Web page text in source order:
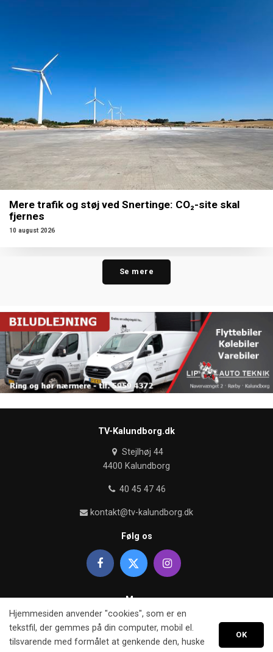
Mere trafik og støj ved Snertinge: CO₂-site skal
fjernes
10 august 2026
Se mere
TV-Kalundborg.dk
Stejlhøj 44
4400 Kalundborg
40 45 47 46
kontakt@tv-kalundborg.dk
Følg os
Mere
Om TV kalundborg
Retningslinier
Hjemmesiden anvender "cookies", som er en
tekstfil, der gemmes på din computer, mobil el.
tilsvarende med formålet at genkende den, huske
OK